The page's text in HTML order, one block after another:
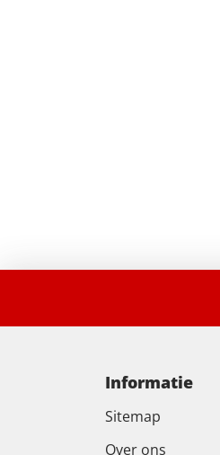
Informatie
Sitemap
Over ons